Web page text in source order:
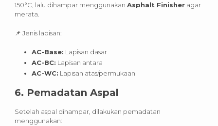
150°C, lalu dihampar menggunakan Asphalt Finisher agar
merata.
📌 Jenis lapisan:
AC-Base: Lapisan dasar
AC-BC: Lapisan antara
AC-WC: Lapisan atas/permukaan
6. Pemadatan Aspal
Setelah aspal dihampar, dilakukan pemadatan
menggunakan: